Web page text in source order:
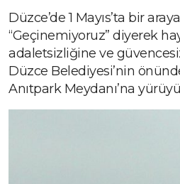
Düzce’de 1 Mayıs’ta bir
“Geçinemiyoruz” diyerek
adaletsizliğine ve
Düzce Belediyesi’nin
Anıtpark Meydanı’na